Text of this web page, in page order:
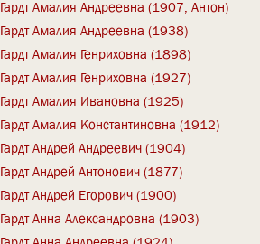
Гардт Амалия Андреевна (1907, Антон)
Гардт Амалия Андреевна (1938)
Гардт Амалия Генриховна (1898)
Гардт Амалия Генриховна (1927)
Гардт Амалия Ивановна (1925)
Гардт Амалия Константиновна (1912)
Гардт Андрей Андреевич (1904)
Гардт Андрей Антонович (1877)
Гардт Андрей Егорович (1900)
Гардт Анна Александровна (1903)